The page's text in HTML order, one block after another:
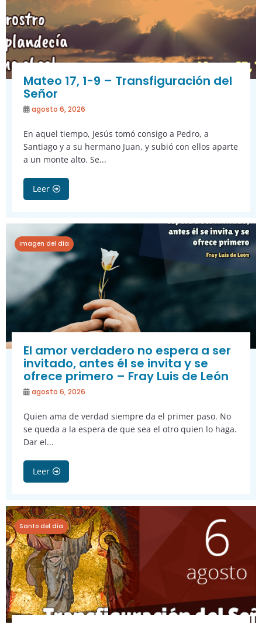
Mateo 17, 1-9 – Transfiguración del
Señor
agosto 6, 2026
En aquel tiempo, Jesús tomó consigo a Pedro, a
Santiago y a su hermano Juan, y subió con ellos aparte
a un monte alto. Se...
Leer
Imagen del día
El amor verdadero no espera a ser
invitado, antes él se invita y se
ofrece primero – Fray Luis de León
agosto 6, 2026
Quien ama de verdad siempre da el primer paso. No
se queda a la espera de que sea el otro quien lo haga.
Dar el...
Leer
Santo del día